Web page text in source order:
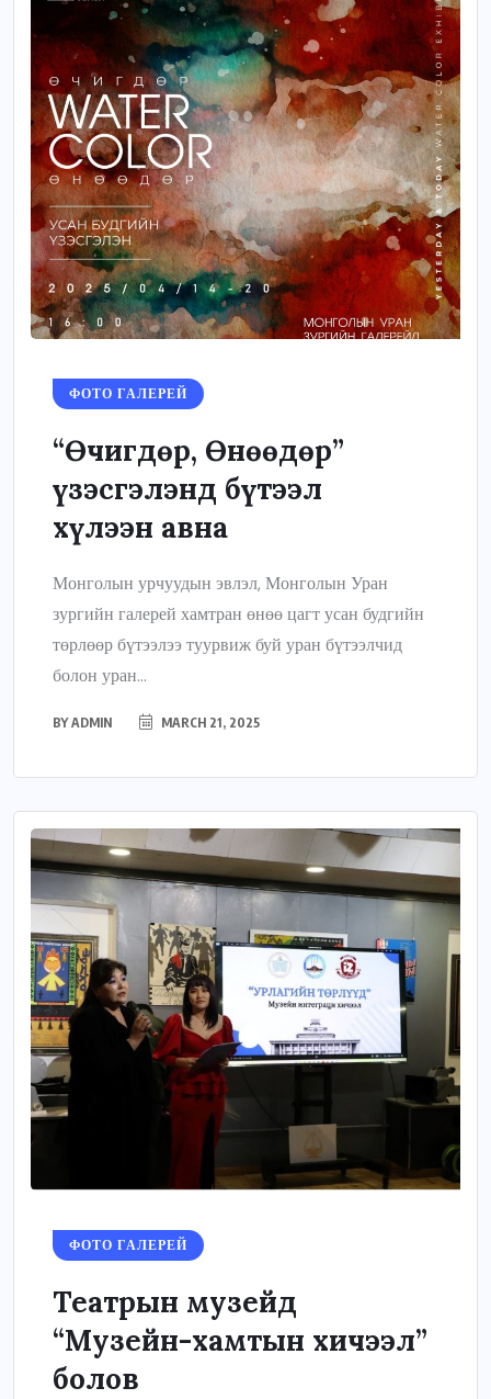
ФОТО ГАЛЕРЕЙ
“Өчигдөр, Өнөөдөр”
үзэсгэлэнд бүтээл
хүлээн авна
Монголын урчуудын эвлэл, Монголын Уран
зургийн галерей хамтран өнөө цагт усан будгийн
төрлөөр бүтээлээ туурвиж буй уран бүтээлчид
болон уран...
BYADMIN MARCH 21, 2025
ФОТО ГАЛЕРЕЙ
Театрын музейд
“Музейн-хамтын хичээл”
болов